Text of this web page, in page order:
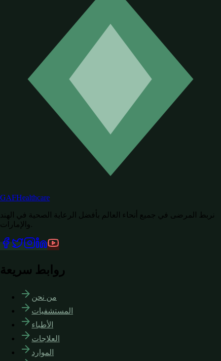
GAFHealthcare
نربط المرضى في جميع أنحاء العالم بأفضل الرعاية الصحية في الهند
روابط سريعة
من نحن
المستشفيات
الأطباء
العلاجات
الموارد